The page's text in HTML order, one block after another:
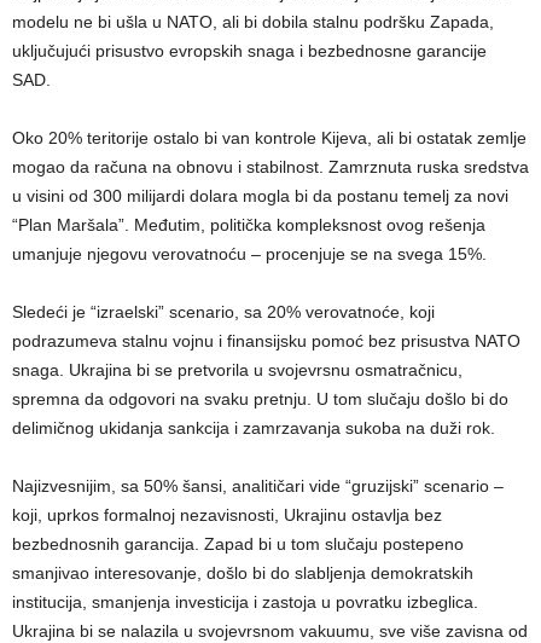
modelu ne bi ušla u NATO, ali bi dobila stalnu podršku Zapada,
uključujući prisustvo evropskih snaga i bezbednosne garancije
SAD.
Oko 20% teritorije ostalo bi van kontrole Kijeva, ali bi ostatak zemlje
mogao da računa na obnovu i stabilnost. Zamrznuta ruska sredstva
u visini od 300 milijardi dolara mogla bi da postanu temelj za novi
“Plan Maršala”. Međutim, politička kompleksnost ovog rešenja
umanjuje njegovu verovatnoću – procenjuje se na svega 15%.
Sledeći je “izraelski” scenario, sa 20% verovatnoće, koji
podrazumeva stalnu vojnu i finansijsku pomoć bez prisustva NATO
snaga. Ukrajina bi se pretvorila u svojevrsnu osmatračnicu,
spremna da odgovori na svaku pretnju. U tom slučaju došlo bi do
delimičnog ukidanja sankcija i zamrzavanja sukoba na duži rok.
Najizvesnijim, sa 50% šansi, analitičari vide “gruzijski” scenario –
koji, uprkos formalnoj nezavisnosti, Ukrajinu ostavlja bez
bezbednosnih garancija. Zapad bi u tom slučaju postepeno
smanjivao interesovanje, došlo bi do slabljenja demokratskih
institucija, smanjenja investicija i zastoja u povratku izbeglica.
Ukrajina bi se nalazila u svojevrsnom vakuumu, sve više zavisna od